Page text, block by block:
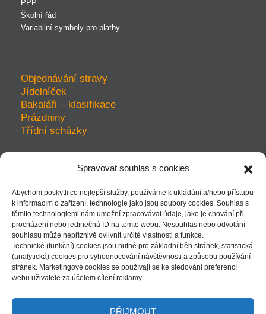
Spravovat souhlas s cookies
Abychom poskytli co nejlepší služby, používáme k ukládání a/nebo přístupu
k informacím o zařízení, technologie jako jsou soubory cookies. Souhlas s
těmito technologiemi nám umožní zpracovávat údaje, jako je chování při
procházení nebo jedinečná ID na tomto webu. Nesouhlas nebo odvolání
souhlasu může nepříznivě ovlivnit určité vlastnosti a funkce.
Technické (funkční) cookies jsou nutné pro základní běh stránek, statistická
(analytická) cookies pro vyhodnocování návštěvnosti a způsobu používání
stránek. Marketingové cookies se používají se ke sledování preferencí
webu uživatele za účelem cílení reklamy
PŘIJMOUT
PPP
Školní řád
Variabilní symboly pro platby
Objednávání stravy
Jídelníček
Bakaláři – klasifikace
Prázdniny
Třídní schůzky
ochrana soukromí
mapa webu
kudy k nám - mapka
| přihlásit |